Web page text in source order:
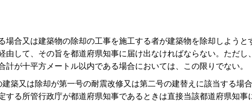
合又は建築物の除却の工事を施工する者が建築物を除却しようと
由して、その旨を都道府県知事に届け出なければならない。ただし
が十平方メートル以内である場合においては、この限りでない。
築又は除却が第一号の耐震改修又は第二号の建替えに該当する場
する所管行政庁が都道府県知事であるときは直接当該都道府県知事